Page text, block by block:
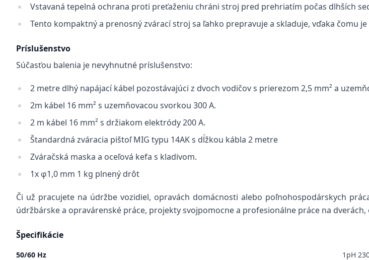
Vstavaná tepelná ochrana proti preťaženiu chráni stroj pred prehriatím počas dlhších
Tento kompaktný a prenosný zvárací stroj sa ľahko prepravuje a skladuje, vďaka čomu
Príslušenstvo
Súčasťou balenia je nevyhnutné príslušenstvo:
2 metre dlhý napájací kábel pozostávajúci z dvoch vodičov s prierezom 2,5 mm² a
2m kábel 16 mm² s uzemňovacou svorkou 300 A.
2 m kábel 16 mm² s držiakom elektródy 200 A.
Štandardná zváracia pištoľ MIG typu 14AK s dĺžkou kábla 2 metre
Zváračská maska a oceľová kefa s kladivom.
1x φ1,0 mm 1 kg plnený drôt
Či už pracujete na údržbe vozidiel, opravách domácnosti alebo poľnohospodárskych
údržbárske a opravárenské práce, projekty svojpomocne a profesionálne práce na
Špecifikácie
50/60 Hz 1pH